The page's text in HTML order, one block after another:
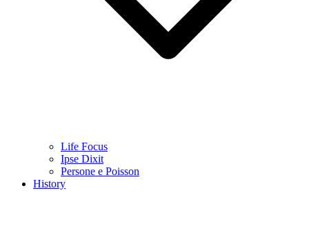
Life Focus
Ipse Dixit
Persone e Poisson
History